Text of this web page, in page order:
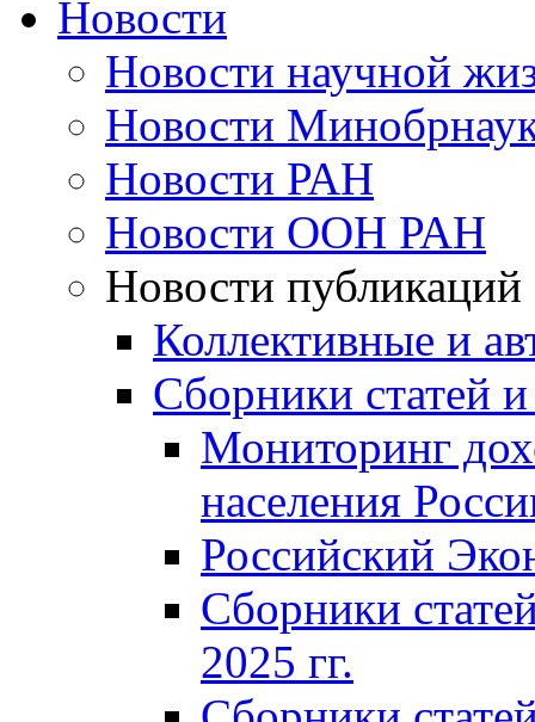
Новости
Новости научной
Новости
Новости РАН
Новости ООН РАН
Новости публикаций
Коллективные и
Сборники статей
Мониторинг
населения
Российский
Сборники
2025 гг.